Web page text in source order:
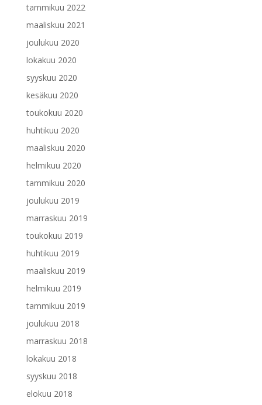
tammikuu 2022
maaliskuu 2021
joulukuu 2020
lokakuu 2020
syyskuu 2020
kesäkuu 2020
toukokuu 2020
huhtikuu 2020
maaliskuu 2020
helmikuu 2020
tammikuu 2020
joulukuu 2019
marraskuu 2019
toukokuu 2019
huhtikuu 2019
maaliskuu 2019
helmikuu 2019
tammikuu 2019
joulukuu 2018
marraskuu 2018
lokakuu 2018
syyskuu 2018
elokuu 2018